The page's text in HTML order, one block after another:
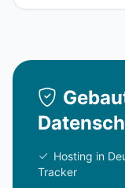
Hosting in
Tracker